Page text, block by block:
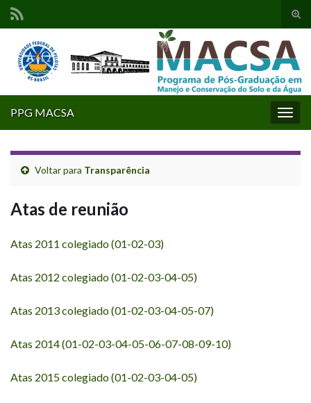
de
PPG MACSA
Voltar para Transparência
Atas de reunião
Atas 2011 colegiado (01-02-03)
Atas 2012 colegiado (01-02-03-04-05)
Atas 2013 colegiado (01-02-03-04-05-07)
Atas 2014 (01-02-03-04-05-06-07-08-09-10)
Atas 2015 colegiado (01-02-03-04-05)